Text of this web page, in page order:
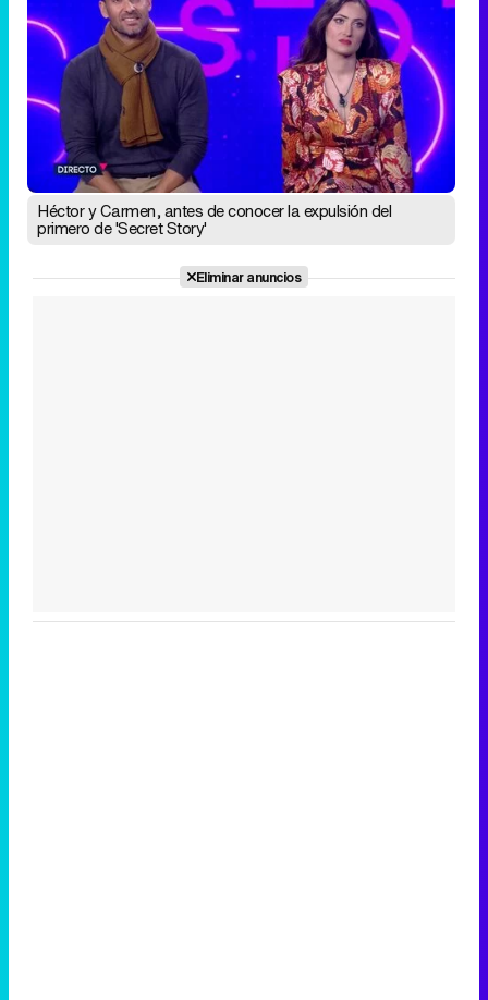
Héctor y Carmen, antes de conocer la expulsión del
primero de 'Secret Story'
Eliminar anuncios